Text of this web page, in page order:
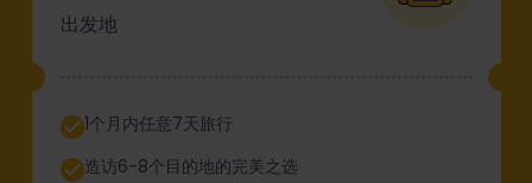
出发地
1个月内任意7天旅行
造访6-8个目的地的完美之选